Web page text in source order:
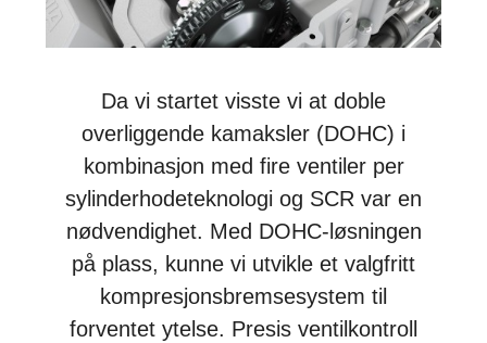
Da vi startet visste vi at doble
overliggende kamaksler (DOHC) i
kombinasjon med fire ventiler per
sylinderhodeteknologi og SCR var en
nødvendighet. Med DOHC-løsningen
på plass, kunne vi utvikle et valgfritt
kompresjonsbremsesystem til
forventet ytelse. Presis ventilkontroll